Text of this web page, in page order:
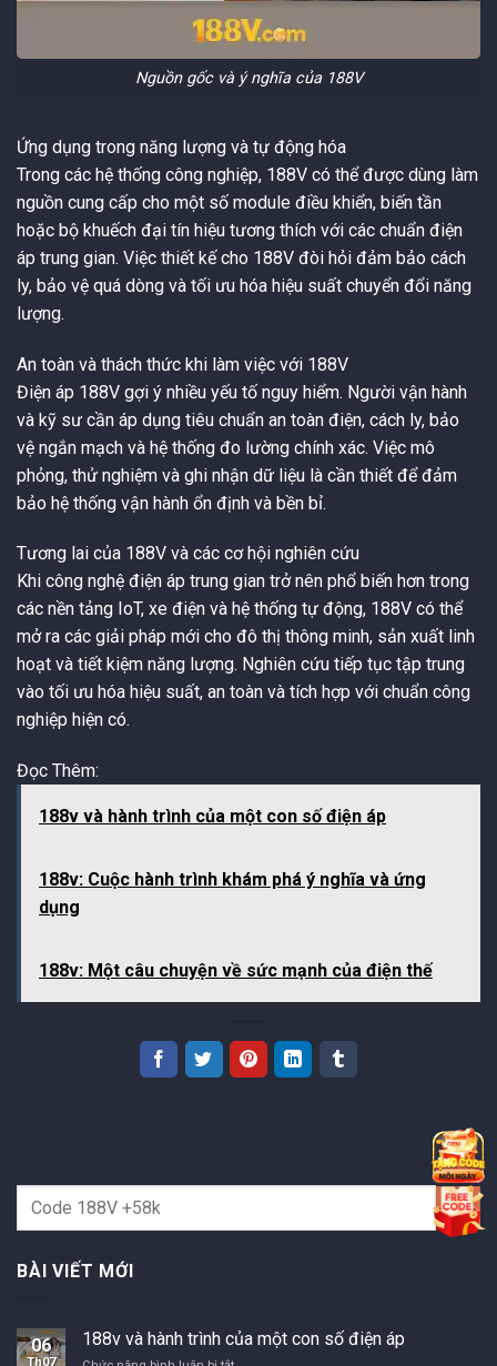
Nguồn gốc và ý nghĩa của 188V
Ứng dụng trong năng lượng và tự động hóa
Trong các hệ thống công nghiệp, 188V có thể được dùng làm
nguồn cung cấp cho một số module điều khiển, biến tần
hoặc bộ khuếch đại tín hiệu tương thích với các chuẩn điện
áp trung gian. Việc thiết kế cho 188V đòi hỏi đảm bảo cách
ly, bảo vệ quá dòng và tối ưu hóa hiệu suất chuyển đổi năng
lượng.
An toàn và thách thức khi làm việc với 188V
Điện áp 188V gợi ý nhiều yếu tố nguy hiểm. Người vận hành
và kỹ sư cần áp dụng tiêu chuẩn an toàn điện, cách ly, bảo
vệ ngắn mạch và hệ thống đo lường chính xác. Việc mô
phỏng, thử nghiệm và ghi nhận dữ liệu là cần thiết để đảm
bảo hệ thống vận hành ổn định và bền bỉ.
Tương lai của 188V và các cơ hội nghiên cứu
Khi công nghệ điện áp trung gian trở nên phổ biến hơn trong
các nền tảng IoT, xe điện và hệ thống tự động, 188V có thể
mở ra các giải pháp mới cho đô thị thông minh, sản xuất linh
hoạt và tiết kiệm năng lượng. Nghiên cứu tiếp tục tập trung
vào tối ưu hóa hiệu suất, an toàn và tích hợp với chuẩn công
nghiệp hiện có.
Đọc Thêm:
188v và hành trình của một con số điện áp
188v: Cuộc hành trình khám phá ý nghĩa và ứng
dụng
188v: Một câu chuyện về sức mạnh của điện thế
BÀI VIẾT MỚI
06
Th07
188v và hành trình của một con số điện áp